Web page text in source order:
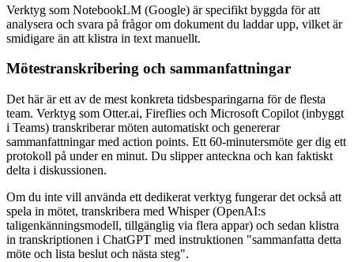
Verktyg som NotebookLM (Google) är specifikt byggda för att
analysera och svara på frågor om dokument du laddar upp, vilket är
smidigare än att klistra in text manuellt.
Mötestranskribering och sammanfattningar
Det här är ett av de mest konkreta tidsbesparingarna för de flesta
team. Verktyg som Otter.ai, Fireflies och Microsoft Copilot (inbyggt
i Teams) transkriberar möten automatiskt och genererar
sammanfattningar med action points. Ett 60-minutersmöte ger dig ett
protokoll på under en minut. Du slipper anteckna och kan faktiskt
delta i diskussionen.
Om du inte vill använda ett dedikerat verktyg fungerar det också att
spela in mötet, transkribera med Whisper (OpenAI:s
taligenkänningsmodell, tillgänglig via flera appar) och sedan klistra
in transkriptionen i ChatGPT med instruktionen "sammanfatta detta
möte och lista beslut och nästa steg".